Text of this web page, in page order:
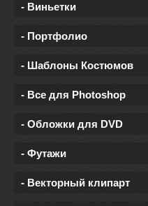
- Виньетки
- Портфолио
- Шаблоны Костюмов
- Все для Photoshop
- Обложки для DVD
- Футажи
- Векторный клипарт